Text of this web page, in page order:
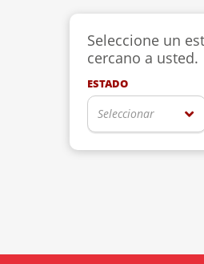
Seleccione un
cercano a usted.
ESTADO
Seleccionar